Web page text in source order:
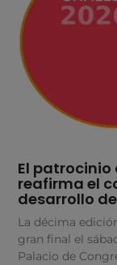
El patrocinio
reafirma el
desarrollo
La décima
gran final el
Palacio de